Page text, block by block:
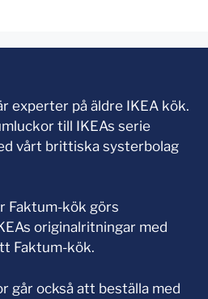
experter på äldre IKEA kök.
till IKEAs serie
vårt brittiska systerbolag
Faktum-kök görs
originalritningar med
Faktum-kök.
går också att beställa med